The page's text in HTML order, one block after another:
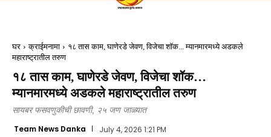
घर क्राईमनामा
१८ तास काम, घाणेरडे जेवण, विजेचा शॉक... म्यानमारमध्ये अडकले
महाराष्ट्रातील तरुण
१८ तास काम, घाणेरडे जेवण, विजेचा शॉक…
म्यानमारमध्ये अडकले महाराष्ट्रातील तरुण
सायबर फसवणुकीची छावणी, २५ जण जाळ्यात
Team News Danka July 4, 2026 1:21 PM